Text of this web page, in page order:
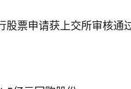
股票申请获上交所审核通